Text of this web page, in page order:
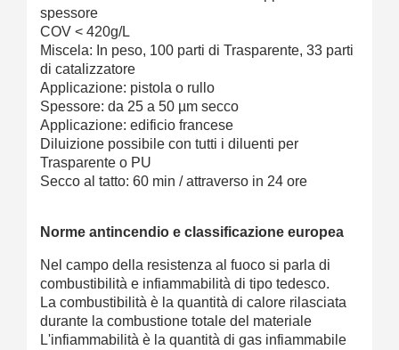
spessore
COV < 420g/L
Miscela: In peso, 100 parti di Trasparente, 33 parti
di catalizzatore
Applicazione: pistola o rullo
Spessore: da 25 a 50 µm secco
Applicazione: edificio francese
Diluizione possibile con tutti i diluenti per
Trasparente o PU
Secco al tatto: 60 min / attraverso in 24 ore
Norme antincendio e classificazione europea
Nel campo della resistenza al fuoco si parla di
combustibilità e infiammabilità di tipo tedesco.
La combustibilità è la quantità di calore rilasciata
durante la combustione totale del materiale
L'infiammabilità è la quantità di gas infiammabile